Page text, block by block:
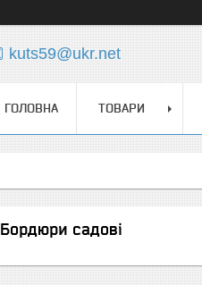
kuts59@ukr.net
ГОЛОВНА ТОВАРИ
Бордюри садові